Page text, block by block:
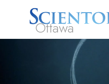
Ottawa
Qu’est-ce que la
Scientologie ?